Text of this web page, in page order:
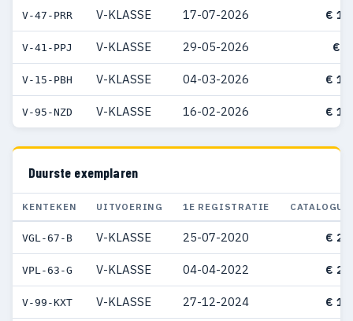
V-47-PRR V-KLASSE 17-07-2026 €
V-41-PPJ V-KLASSE 29-05-2026 €
V-15-PBH V-KLASSE 04-03-2026 €
V-95-NZD V-KLASSE 16-02-2026 €
Duurste exemplaren
KENTEKEN UITVOERING 1E REGISTRATIE
VGL-67-B V-KLASSE 25-07-2020 €
VPL-63-G V-KLASSE 04-04-2022 €
V-99-KXT V-KLASSE 27-12-2024 €